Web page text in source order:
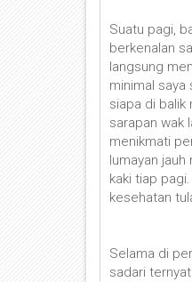
Suatu pagi,
berkenalan
langsung
minimal saya
siapa di balik
sarapan wak
menikmati
lumayan
kaki tiap
kesehatan
Selama di
sadari